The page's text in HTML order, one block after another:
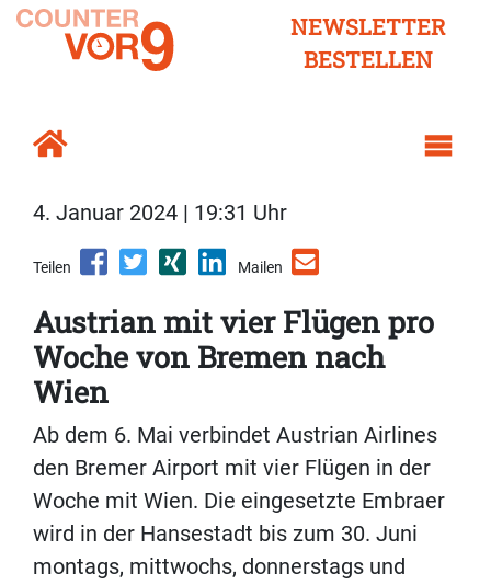
NEWSLETTER
BESTELLEN
4. Januar 2024 | 19:31 Uhr
Teilen Mailen
Austrian mit vier Flügen pro
Woche von Bremen nach
Wien
Ab dem 6. Mai verbindet Austrian Airlines
den Bremer Airport mit vier Flügen in der
Woche mit Wien. Die eingesetzte Embraer
wird in der Hansestadt bis zum 30. Juni
montags, mittwochs, donnerstags und